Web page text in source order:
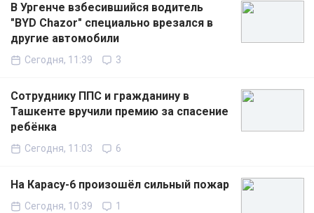
В Ургенче взбесившийся водитель
"BYD Chazor" специально врезался в
другие автомобили
Сегодня, 11:39 3
Сотруднику ППС и гражданину в
Ташкенте вручили премию за спасение
ребёнка
Сегодня, 11:03 6
На Карасу-6 произошёл сильный пожар
Сегодня, 10:39 1